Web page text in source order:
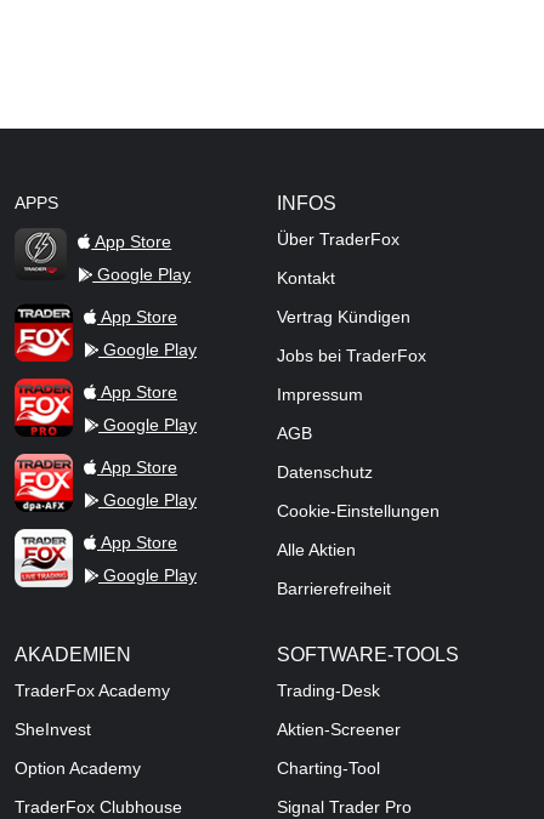
APPS
TraderFox Flash
App Store
Google Play
TraderFox AppApp Store
Google Play
TraderFox ProApp Store
Google Play
TraderFox dpa-AFX ProFeed
App Store
Google Play
TraderFox Live Trading
App Store
Google Play
INFOS
Über TraderFox
Kontakt
Vertrag Kündigen
Jobs bei TraderFox
Impressum
AGB
Datenschutz
Cookie-Einstellungen
Alle Aktien
Barrierefreiheit
AKADEMIEN
TraderFox Academy
SheInvest
Option Academy
TraderFox Clubhouse
SOFTWARE-TOOLS
Trading-Desk
Aktien-Screener
Charting-Tool
Signal Trader Pro